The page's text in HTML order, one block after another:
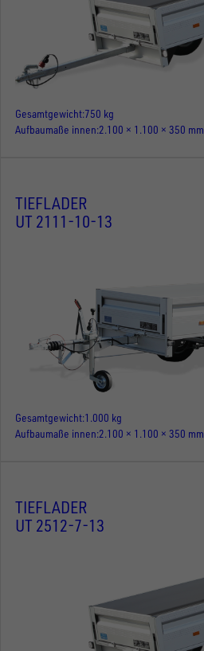
Gesamtgewicht 750 kg
Aufbaumaße innen 2.100 × 1.100 × 350 mm
TIEFLADER
UT 2111-10-13
Gesamtgewicht 1.000 kg
Aufbaumaße innen 2.100 × 1.100 × 350 mm
TIEFLADER
UT 2512-7-13